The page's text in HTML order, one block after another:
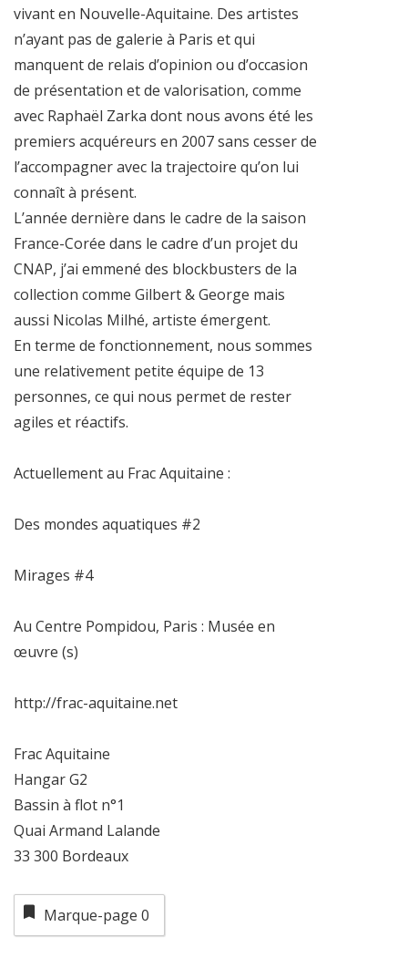
vivant en Nouvelle-Aquitaine. Des artistes
n’ayant pas de galerie à Paris et qui
manquent de relais d’opinion ou d’occasion
de présentation et de valorisation, comme
avec Raphaël Zarka dont nous avons été les
premiers acquéreurs en 2007 sans cesser de
l’accompagner avec la trajectoire qu’on lui
connaît à présent.
L’année dernière dans le cadre de la saison
France-Corée dans le cadre d’un projet du
CNAP, j’ai emmené des blockbusters de la
collection comme Gilbert & George mais
aussi Nicolas Milhé, artiste émergent.
En terme de fonctionnement, nous sommes
une relativement petite équipe de 13
personnes, ce qui nous permet de rester
agiles et réactifs.
Actuellement au Frac Aquitaine :
Des mondes aquatiques #2
Mirages #4
Au Centre Pompidou, Paris : Musée en
œuvre (s)
http://frac-aquitaine.net
Frac Aquitaine
Hangar G2
Bassin à flot n°1
Quai Armand Lalande
33 300 Bordeaux
Marque-page 0